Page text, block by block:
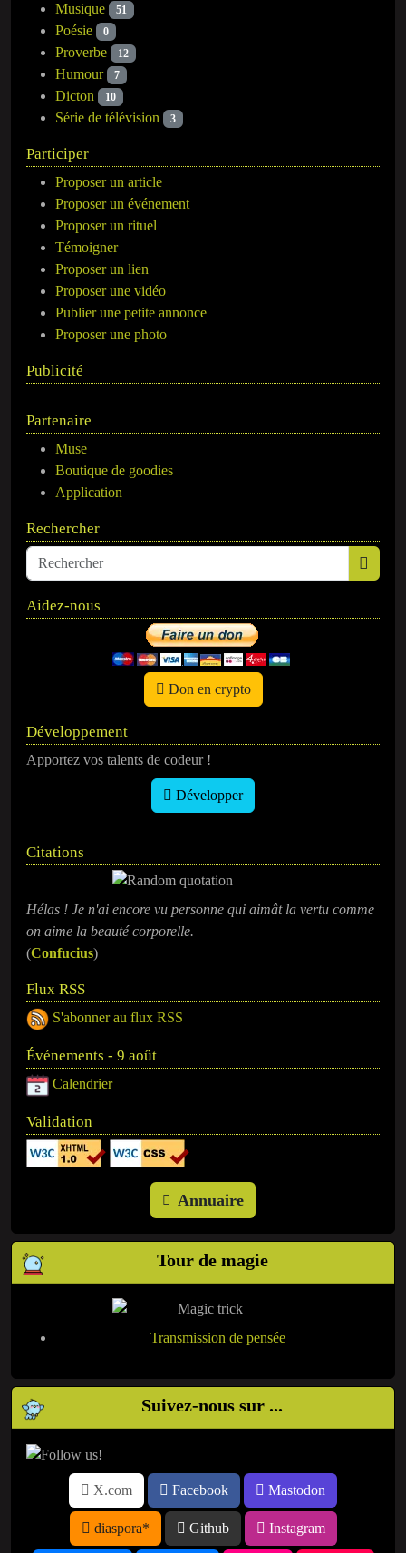
Musique 51
Poésie 0
Proverbe 12
Humour 7
Dicton 10
Série de télévision 3
Participer
Proposer un article
Proposer un événement
Proposer un rituel
Témoigner
Proposer un lien
Proposer une vidéo
Publier une petite annonce
Proposer une photo
Publicité
Partenaire
Muse
Boutique de goodies
Application
Rechercher
Aidez-nous
Don en crypto
Développement
Apportez vos talents de codeur !
Développer
Citations
Hélas ! Je n'ai encore vu personne qui aimât la vertu comme
on aime la beauté corporelle.
(Confucius)
Flux RSS
S'abonner au flux RSS
Événements - 9 août
Calendrier
Validation
Annuaire
Tour de magie
Transmission de pensée
Suivez-nous sur ...
X.com Facebook Mastodon
diaspora* Github Instagram